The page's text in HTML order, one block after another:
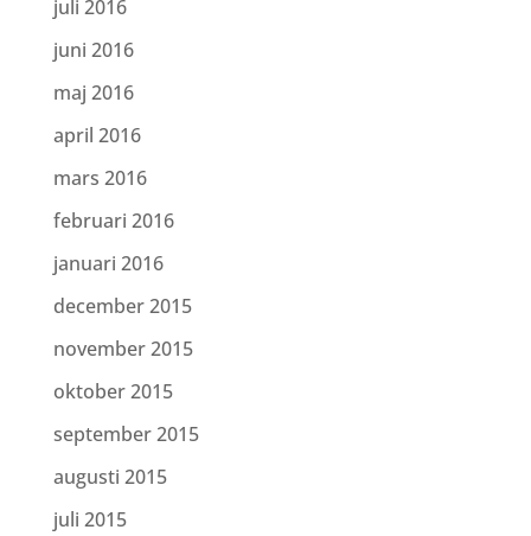
juli 2016
juni 2016
maj 2016
april 2016
mars 2016
februari 2016
januari 2016
december 2015
november 2015
oktober 2015
september 2015
augusti 2015
juli 2015